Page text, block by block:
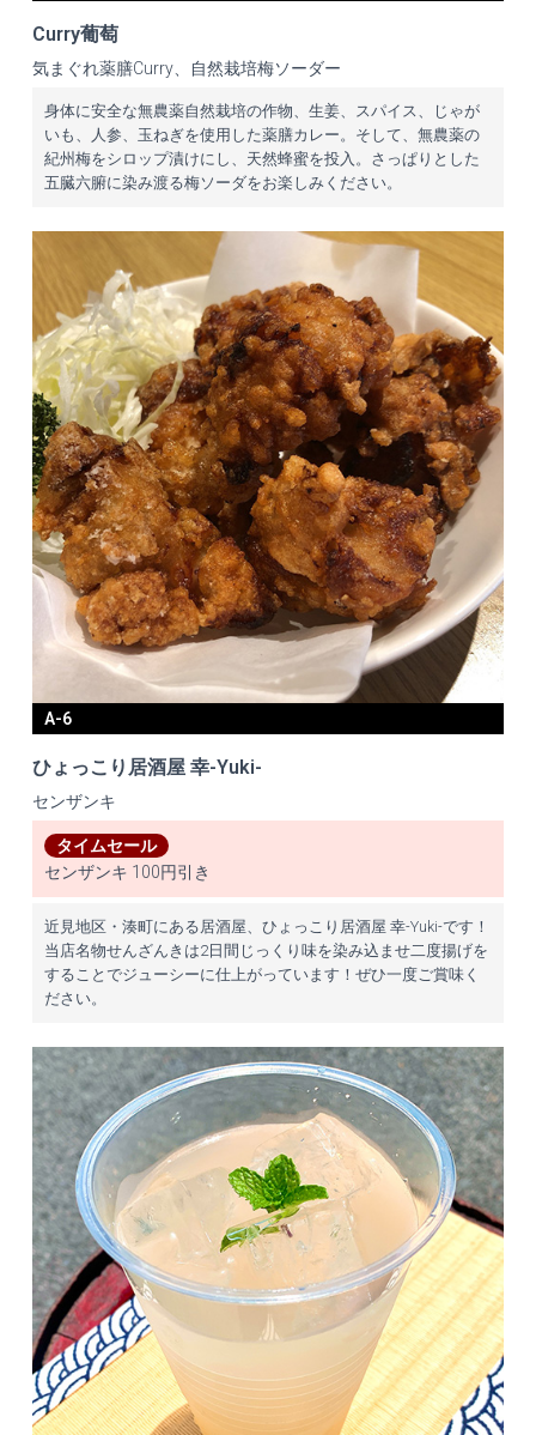
Curry葡萄
気まぐれ薬膳Curry、自然栽培梅ソーダー
身体に安全な無農薬自然栽培の作物、生姜、スパイス、じゃが
いも、人参、玉ねぎを使用した薬膳カレー。そして、無農薬の
紀州梅をシロップ漬けにし、天然蜂蜜を投入。さっぱりとした
五臓六腑に染み渡る梅ソーダをお楽しみください。
A-6
ひょっこり居酒屋 幸-Yuki-
センザンキ
タイムセール
センザンキ 100円引き
近見地区・湊町にある居酒屋、ひょっこり居酒屋 幸-Yuki-です！
当店名物せんざんきは2日間じっくり味を染み込ませ二度揚げを
することでジューシーに仕上がっています！ぜひ一度ご賞味く
ださい。